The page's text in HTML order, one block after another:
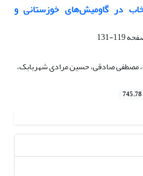
در گاومیش‌های خوزستانی و
119-131
مصطفی صادقی، حسین مرادی شهربابک،